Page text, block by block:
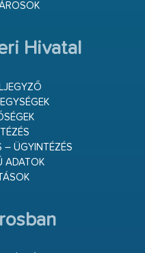
Hivatal
– ÜGYINTÉZÉS
ADATOK